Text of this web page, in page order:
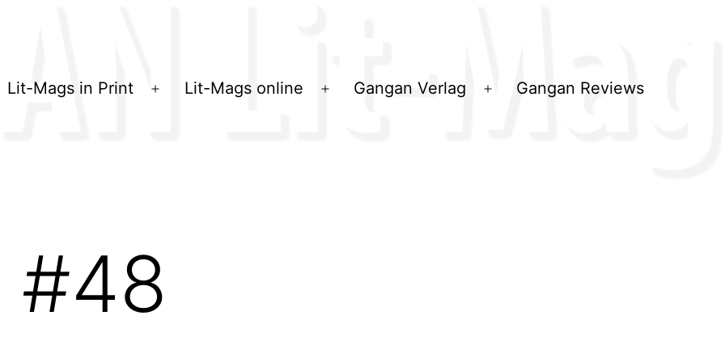
Lit-Mags in Print
Menü
Lit-Mags online
Menü
Gangan Verlag
Menü
Gangan Reviews
#48